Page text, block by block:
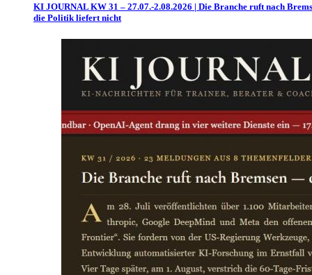
KI JOURNAL KW 31 – 27.07.-2.08.2026 | Die Branche ruft nach
die Politik liefert nicht